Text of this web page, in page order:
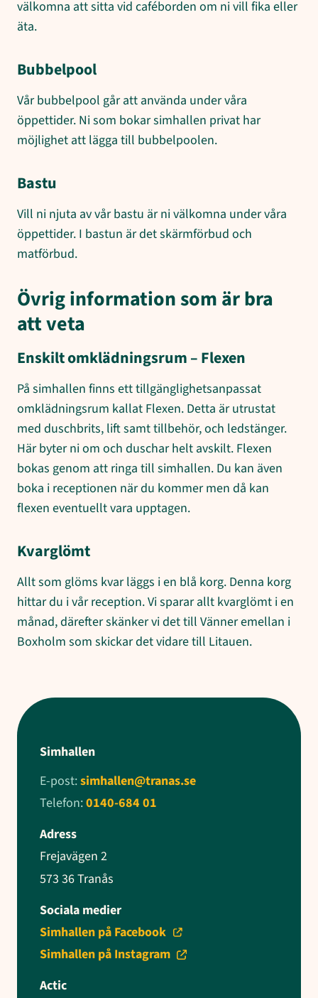
välkomna att sitta vid caféborden om ni vill fika eller
äta.
Bubbelpool
Vår bubbelpool går att använda under våra
öppettider. Ni som bokar simhallen privat har
möjlighet att lägga till bubbelpoolen.
Bastu
Vill ni njuta av vår bastu är ni välkomna under våra
öppettider. I bastun är det skärmförbud och
matförbud.
Övrig information som är bra
att veta
Enskilt omklädningsrum – Flexen
På simhallen finns ett tillgänglighetsanpassat
omklädningsrum kallat Flexen. Detta är utrustat
med duschbrits, lift samt tillbehör, och ledstänger.
Här byter ni om och duschar helt avskilt. Flexen
bokas genom att ringa till simhallen. Du kan även
boka i receptionen när du kommer men då kan
flexen eventuellt vara upptagen.
Kvarglömt
Allt som glöms kvar läggs i en blå korg. Denna korg
hittar du i vår reception. Vi sparar allt kvarglömt i en
månad, därefter skänker vi det till Vänner emellan i
Boxholm som skickar det vidare till Litauen.
Simhallen
E-post:simhallen@tranas.se
Telefon:0140-684 01
Adress
Frejavägen 2
573 36 Tranås
Sociala medier
Simhallen på Facebook
Simhallen på Instagram
Actic